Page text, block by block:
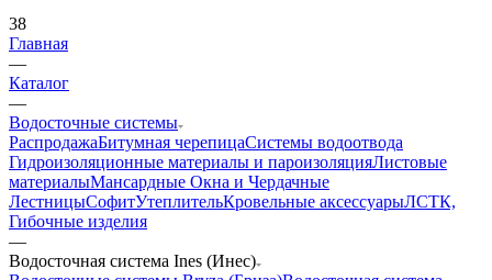
38
Главная
—
Каталог
—
Водосточные системы
РаспродажаБитумная черепицаСистемы водоотвода
Гидроизоляционные материалы и пароизоляцияЛистовые
материалыМансардные Окна и Чердачные
ЛестницыСофитУтеплительКровельные аксессуарыЛСТК,
Гибочные изделия
—
Водосточная система Ines (Инес)